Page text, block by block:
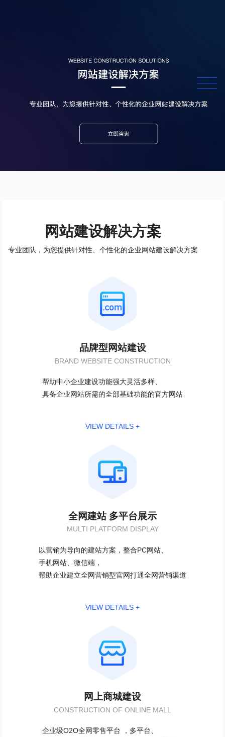
网站建设解决方案
专业团队，为您提供针对性、个性化的企业网站建设解决方案
品牌型网站建设
BRAND WEBSITE CONSTRUCTION
帮助中小企业建设功能强大灵活多样、
具备企业网站所需的全部基础功能的官方网站
VIEW DETAILS +
全网建站 多平台展示
MULTI PLATFORM DISPLAY
以营销为导向的建站方案，整合PC网站、
手机网站、微信端，
帮助企业建立全网营销型官网打通全网营销渠道
VIEW DETAILS +
网上商城建设
CONSTRUCTION OF ONLINE MALL
企业级O2O全网零售平台 ，多平台、